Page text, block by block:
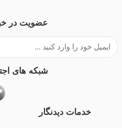
خدمات دیدنگار
عضویت در
شبکه های